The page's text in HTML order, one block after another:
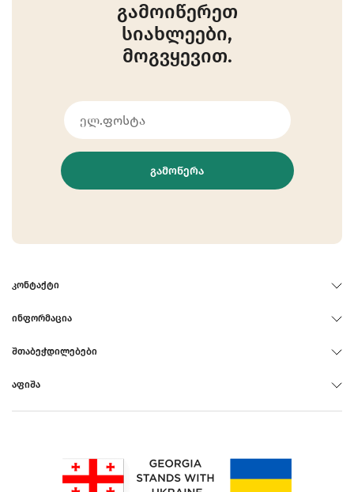
გამოიწერეთ
სიახლეები,
მოგვყევით.
ᲒᲐᲛᲝᲬᲔᲠᲐ
ᲙᲝᲜᲢᲐᲥᲢᲘ
ᲘᲜᲤᲝᲠᲛᲐᲪᲘᲐ
ᲨᲗᲐᲑᲔᲭᲓᲘᲚᲔᲑᲔᲑᲘ
ᲐᲤᲘᲨᲐ